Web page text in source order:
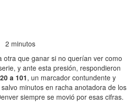
2 minutos
otra que ganar si no querían ver como
y ante esta presión, respondieron
a 101, un marcador contundente y
minutos en racha anotadora de los
siempre se movió por esas cifras.